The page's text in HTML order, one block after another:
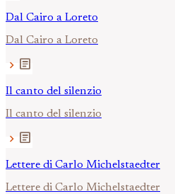
Dal Cairo a Loreto
Dal Cairo a Loreto
chevron_right article
Il canto del silenzio
Il canto del silenzio
chevron_right article
Lettere di Carlo Michelstaedter
Lettere di Carlo Michelstaedter